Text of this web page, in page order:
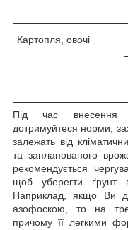
Картопля, овочі
Під час внесення
дотримуйтеся норми,
залежать від
та запланованого
рекомендується
щоб уберегти ґрунт
Наприклад, якщо Ви
азофоскою, то на
причому її легкими